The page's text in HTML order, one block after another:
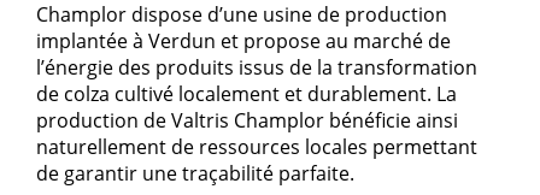
Champlor dispose d’une usine de production
implantée à Verdun et propose au marché de
l’énergie des produits issus de la transformation
de colza cultivé localement et durablement. La
production de Valtris Champlor bénéficie ainsi
naturellement de ressources locales permettant
de garantir une traçabilité parfaite.